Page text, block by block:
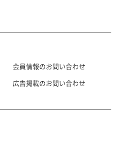
会員情報のお問い合わせ
広告掲載のお問い合わせ